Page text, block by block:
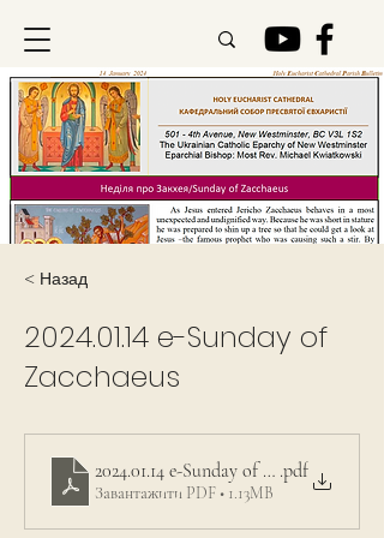
< Назад
2024.01.14 e-Sunday of
Zacchaeus
2024.01.14 e-Sunday of Zacchaeus
.pdf
Завантажити PDF • 1.13MB